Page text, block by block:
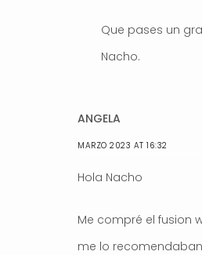
Que pases un
Nacho.
ANGELA
MARZO 2023 AT 16:32
Hola Nacho
Me compré el fusion
me lo